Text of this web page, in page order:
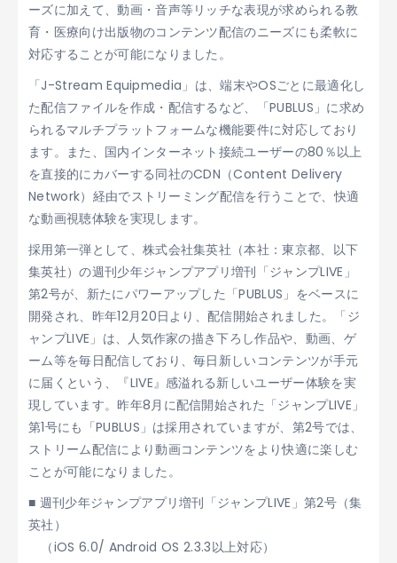
ーズに加えて、動画・音声等リッチな表現が求められる教
育・医療向け出版物のコンテンツ配信のニーズにも柔軟に
対応することが可能になりました。
「J-Stream Equipmedia」は、端末やOSごとに最適化し
た配信ファイルを作成・配信するなど、「PUBLUS」に求め
られるマルチプラットフォームな機能要件に対応しており
ます。また、国内インターネット接続ユーザーの80％以上
を直接的にカバーする同社のCDN（Content Delivery
Network）経由でストリーミング配信を行うことで、快適
な動画視聴体験を実現します。
採用第一弾として、株式会社集英社（本社：東京都、以下
集英社）の週刊少年ジャンプアプリ増刊「ジャンプLIVE」
第2号が、新たにパワーアップした「PUBLUS」をベースに
開発され、昨年12月20日より、配信開始されました。「ジ
ャンプLIVE」は、人気作家の描き下ろし作品や、動画、ゲ
ーム等を毎日配信しており、毎日新しいコンテンツが手元
に届くという、『LIVE』感溢れる新しいユーザー体験を実
現しています。昨年8月に配信開始された「ジャンプLIVE」
第1号にも「PUBLUS」は採用されていますが、第2号では、
ストリーム配信により動画コンテンツをより快適に楽しむ
ことが可能になりました。
■ 週刊少年ジャンプアプリ増刊「ジャンプLIVE」第2号（集
英社）
（iOS 6.0/ Android OS 2.3.3以上対応）